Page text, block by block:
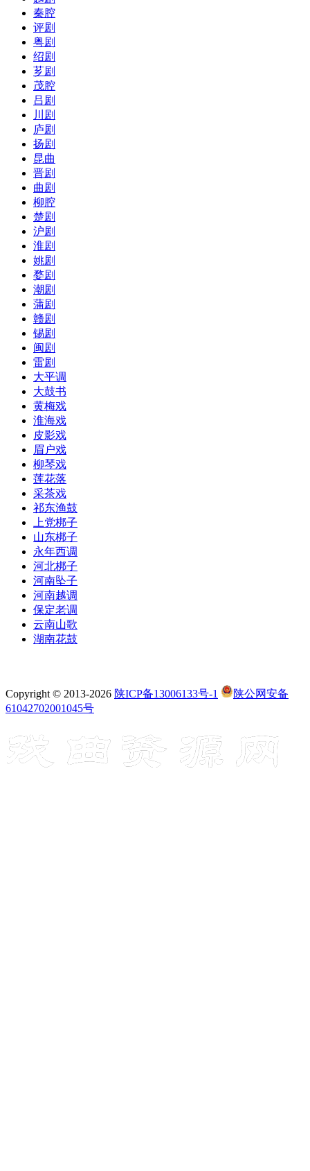
秦腔
评剧
粤剧
绍剧
芗剧
茂腔
吕剧
川剧
庐剧
扬剧
昆曲
晋剧
曲剧
柳腔
楚剧
沪剧
淮剧
姚剧
婺剧
潮剧
蒲剧
赣剧
锡剧
闽剧
雷剧
大平调
大鼓书
黄梅戏
淮海戏
皮影戏
眉户戏
柳琴戏
莲花落
采茶戏
祁东渔鼓
上党梆子
山东梆子
永年西调
河北梆子
河南坠子
河南越调
保定老调
云南山歌
湖南花鼓
Copyright © 2013-2026 陕ICP备13006133号-1
陕公网安备
61042702001045号